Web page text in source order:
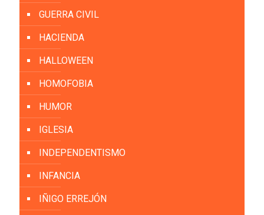
GUERRA CIVIL
HACIENDA
HALLOWEEN
HOMOFOBIA
HUMOR
IGLESIA
INDEPENDENTISMO
INFANCIA
IÑIGO ERREJÓN